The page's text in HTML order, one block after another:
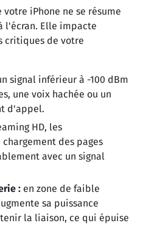
iPhone ne se résume
l'écran. Elle impacte
critiques de votre
signal inférieur à -100 dBm
une voix hachée ou un
d'appel.
HD, les
des pages
avec un signal
:en zone de faible
sa puissance
la liaison, ce qui épuise